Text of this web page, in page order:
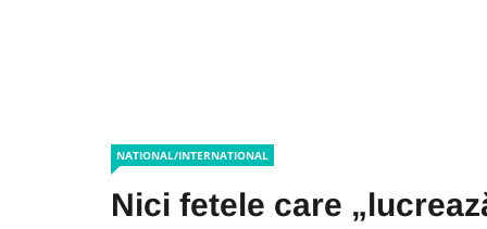
NATIONAL/INTERNATIONAL
Nici fetele care